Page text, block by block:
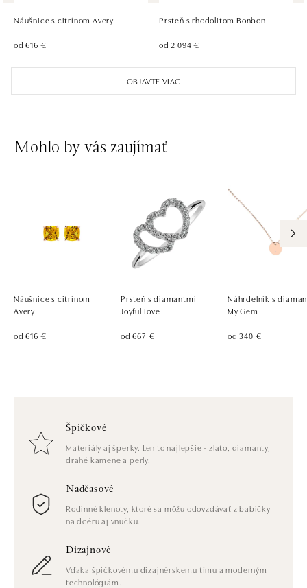
dnes otvorené do 21:00
ALOve Westfield, Praha 4 - Chodov
Roztylská 2321/19, 148 00 Praha 4 - Chodov
tel.: +420730524389
OBJAVTE VIAC
Náušnice s citrínom Avery
od 616 €
Prsteň s rhodolitom Bonbon
od 2 094 €
Mohlo by vás zaujímať
Náušnice s citrínom
Avery
od 616 €
Prsteň s diamantmi
Joyful Love
od 667 €
Náhrdelník s
My Gem
od 340 €
Špičkové
Materiály aj šperky. Len to najlepšie - zlato, diamanty,
drahé kamene a perly.
Nadčasové
Rodinné klenoty, ktoré sa môžu odovzdávať z babičky
na dcéru aj vnučku.
Dizajnové
Vďaka špičkovému dizajnérskemu tímu a moderným
technológiám.